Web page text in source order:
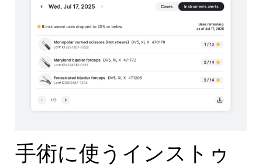
手術に使うインストゥ